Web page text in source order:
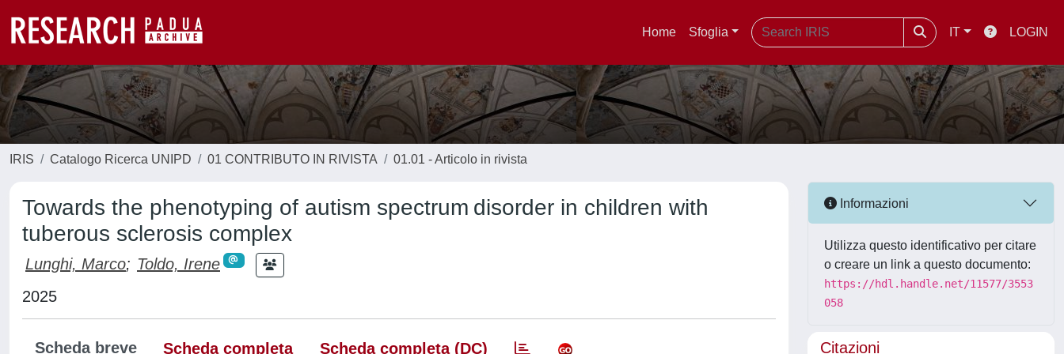
Home Sfoglia IT LOGIN
IRIS Catalogo Ricerca UNIPD 01 CONTRIBUTO IN RIVISTA 01.01 - Articolo in rivista
Towards the phenotyping of autism spectrum disorder in children with
tuberous sclerosis complex
Lunghi, Marco; Toldo, Irene
2025
Scheda breve Scheda completa Scheda completa (DC)
Informazioni
Utilizza questo identificativo per citare
o creare un link a questo documento:
https://hdl.handle.net/11577/3553
058
Citazioni